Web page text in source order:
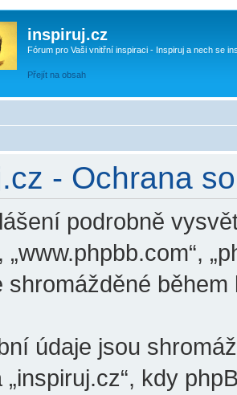
inspiruj.cz
Fórum pro Vaši vnitřní inspiraci - Inspiruj a nech se
Přejít na obsah
- Ochrana
podrobně
„www.phpbb.com“,
shromážděné
údaje jsou
„inspiruj.cz“, kdy